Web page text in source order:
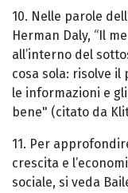
10. Nelle parole
Herman Daly, “Il
all’interno del
cosa sola: risolve il
le informazioni e
bene" (citato da
11. Per
crescita e
sociale, si veda